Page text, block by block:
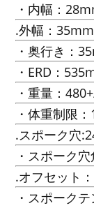
・内幅：
.外幅：35mm
・奥行き：
・ERD：
・重量：
・体重制限
.スポーク穴
・スポーク
.オフセット
・スポーク